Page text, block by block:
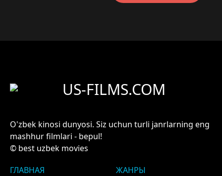
US-FILMS.COM
O'zbek kinosi dunyosi. Siz uchun turli janrlarning eng
mashhur filmlari - bepul!
© best uzbek movies
ГЛАВНАЯ
ЖАНРЫ